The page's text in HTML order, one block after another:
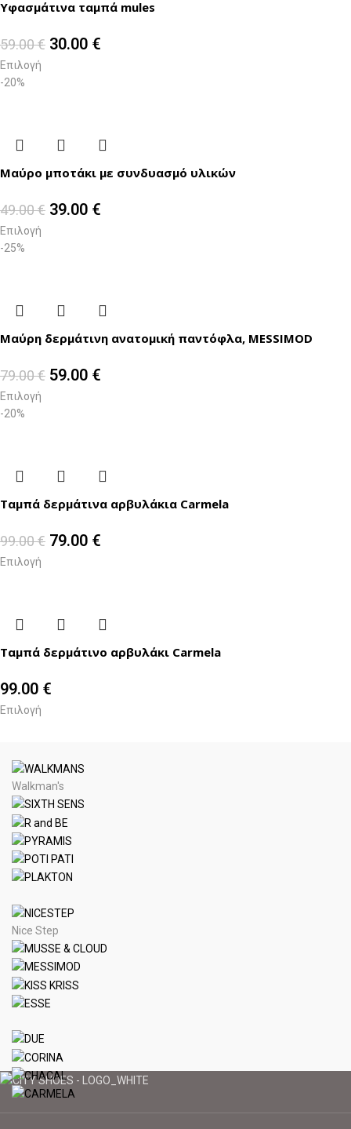
Υφασμάτινα ταμπά mules
59.00€ 30.00 €
Επιλογή
-20%
Μαύρο μποτάκι με συνδυασμό υλικών
49.00€ 39.00 €
Επιλογή
-25%
Μαύρη δερμάτινη ανατομική παντόφλα, MESSIMOD
79.00€ 59.00 €
Επιλογή
-20%
Ταμπά δερμάτινα αρβυλάκια Carmela
99.00€ 79.00 €
Επιλογή
Ταμπά δερμάτινο αρβυλάκι Carmela
99.00 €
Επιλογή
Walkman's
Nice Step